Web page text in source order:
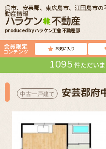
produced by ハラケン工舎 不動産部
呉市、安芸郡、東広島市、江田島市の
動産情報
会員限定
コンテンツ お気に入り
1095 件ただい
中古一戸建て 安芸郡府